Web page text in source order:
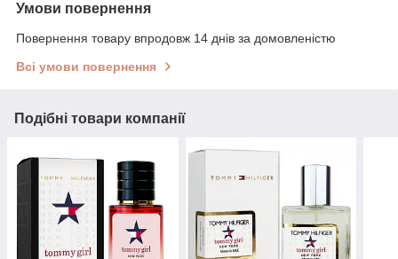
Умови повернення
Повернення товару впродовж 14 днів за домовленістю
Всі умови повернення
Подібні товари компанії